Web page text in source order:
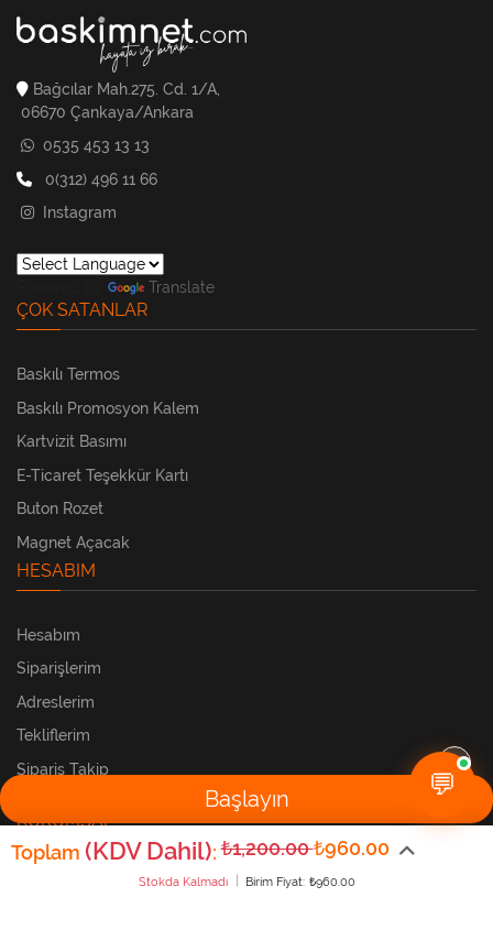
Toplam (KDV Dahil): ₺1,200.00₺960.00
Stokda Kalmadı Birim Fiyat: ₺960.00
Başlayın
Bağcılar Mah.275. Cd. 1/A,
06670 Çankaya/Ankara
0535 453 13 13
0(312) 496 11 66
Instagram
Translate
ÇOK SATANLAR
Baskılı Termos
Baskılı Promosyon Kalem
Kartvizit Basımı
E-Ticaret Teşekkür Kartı
Buton Rozet
Magnet Açacak
HESABIM
Hesabım
Siparişlerim
Adreslerim
Tekliflerim
Sipariş Takip
KURUMSAL
Sıkça Sorulan Sorular
💬